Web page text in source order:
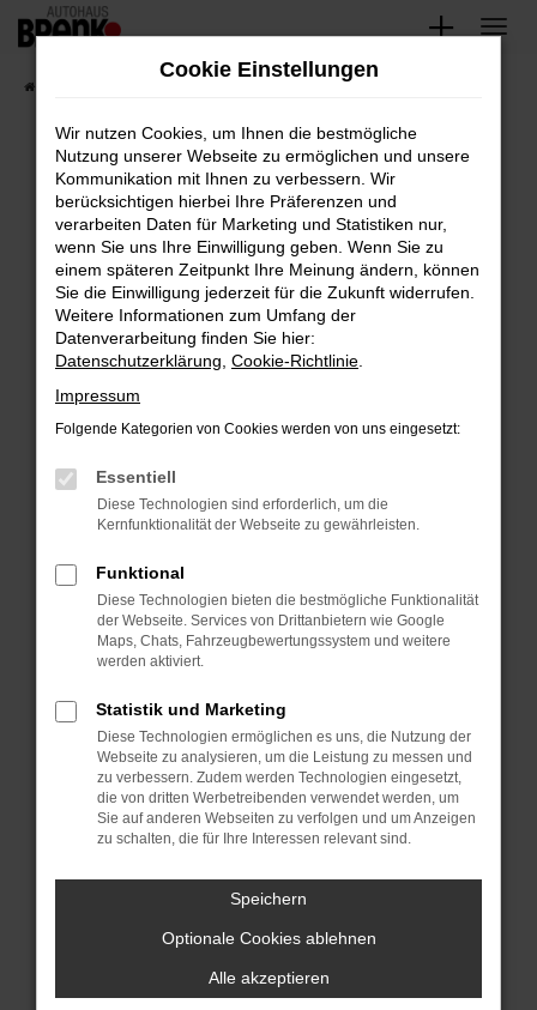
Zum
springen
Unsere Fahrzeuge
Fehler: Network Error
Beim Laden ist ein Fehler aufgetreten.
Hier sind ein paar Tipps, die dir helfen können:
Überprüfe deine Firewall und deine
Internetverbindung.
Laden andere Webseiten, zum Beispiel deine
Suchmaschine?
Prüfe deine Browsererweiterungen.
können das Laden bestimmter Seiten
verhindern. Funktioniert die Seite in einem
anderen Browser oder in einem privaten
Starte dein Gerät neu.
Das kann manchmal helfen, vorübergehende
Probleme zu beheben.
Betriebssystem auf dem neuesten Stand
sind.
Veraltete Software birgt nicht nur ein
Sicherheitsrisiko, sondern kann auch dazu
führen, dass bestimmte Funktionen nicht mehr
unterstützt werden.
Wende dich an den Webseitenbetreiber.
Wenn du alle oben genannten Schritte versucht
hast, kontaktiere uns bitte. Wir werden
versuchen, das Problem zu beheben. Du kannst
uns diesen Text schicken, um uns bei der
Cookie Einstellungen
Wir nutzen Cookies, um Ihnen die bestmögliche
Nutzung unserer Webseite zu ermöglichen und unsere
Kommunikation mit Ihnen zu verbessern. Wir
berücksichtigen hierbei Ihre Präferenzen und
verarbeiten Daten für Marketing und Statistiken nur,
wenn Sie uns Ihre Einwilligung geben. Wenn Sie zu
einem späteren Zeitpunkt Ihre Meinung ändern, können
Sie die Einwilligung jederzeit für die Zukunft widerrufen.
Weitere Informationen zum Umfang der
Datenverarbeitung finden Sie hier:
Datenschutzerklärung Cookie-Richtlinie
Impressum
Folgende Kategorien von Cookies werden von uns eingesetzt:
Essentiell
Diese Technologien sind erforderlich, um die
Kernfunktionalität der Webseite zu gewährleisten.
Funktional
Diese Technologien bieten die bestmögliche Funktionalität
der Webseite. Services von Drittanbietern wie Google
Maps, Chats, Fahrzeugbewertungssystem und weitere
werden aktiviert.
Statistik und Marketing
Diese Technologien ermöglichen es uns, die Nutzung der
Webseite zu analysieren, um die Leistung zu messen und
zu verbessern. Zudem werden Technologien eingesetzt,
die von dritten Werbetreibenden verwendet werden, um
Sie auf anderen Webseiten zu verfolgen und um Anzeigen
zu schalten, die für Ihre Interessen relevant sind.
Speichern
Optionale Cookies ablehnen
Alle akzeptieren